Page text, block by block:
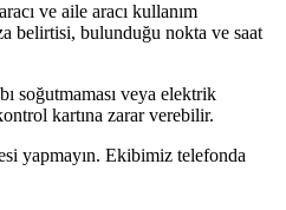
ve aile aracı kullanım
belirtisi, bulunduğu nokta ve saat
soğutmaması veya elektrik
kartına zarar verebilir.
yapmayın. Ekibimiz telefonda